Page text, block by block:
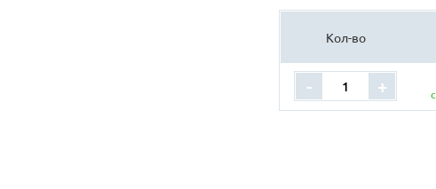
Кол-во
- +